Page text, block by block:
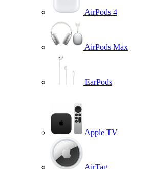
AirPods 4
AirPods Max
EarPods
Apple TV